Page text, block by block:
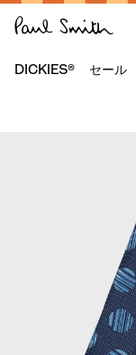
DICKIES® セール